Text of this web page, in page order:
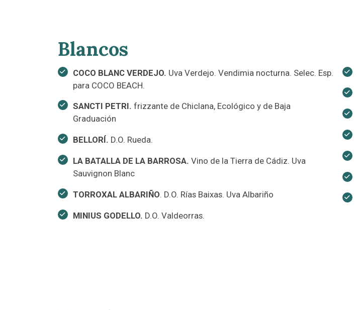
Blancos
COCO BLANC VERDEJO. Uva Verdejo. Vendimia nocturna. Selec. Esp.
para COCO BEACH.
SANCTI PETRI. frizzante de Chiclana, Ecológico y de Baja
Graduación
BELLORÍ. D.O. Rueda.
LA BATALLA DE LA BARROSA. Vino de la Tierra de Cádiz. Uva
Sauvignon Blanc
TORROXAL ALBARIÑO. D.O. Rías Baixas. Uva Albariño
MINIUS GODELLO. D.O. Valdeorras.